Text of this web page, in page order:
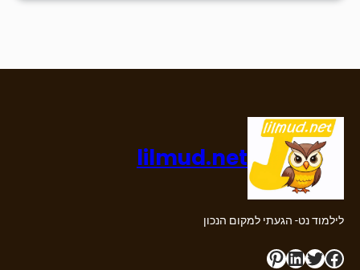
lilmud.net
לילמוד נט- הגעתי למקום הנכון
Facebook
Twitter
LinkedIn
Pinterest